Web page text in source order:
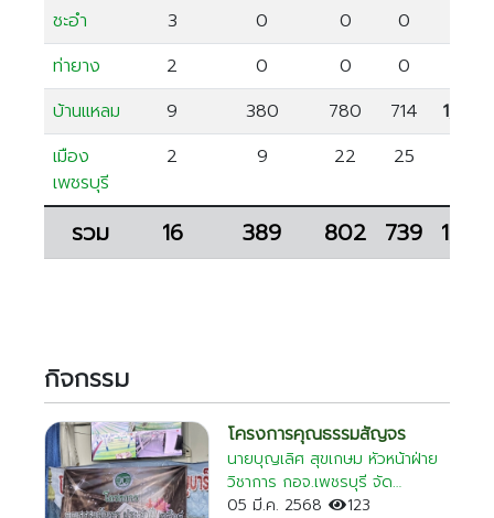
ภูเก็ต
ยะลา
ระนอง
สตูล
สระบุรี
สุราษฎร์ธานี
เชียงใหม่
พระนครศรีอยุธยา
ชะอำ
3 0 0 0
ท่ายาง
2 0 0 0
บ้านแหลม
9 380 780 714
1,494
เมือง
เพชรบุรี
2 9 22 25
รวม 16 389 802 739 1,541
กิจกรรม
โครงการคุณธรรมสัญจร
นายบุญเลิศ สุขเกษม หัวหน้าฝ่าย
วิชาการ กอจ.เพชรบุรี จัด
โครงการคุณธรรมสัญจร ประจำปี
05 มี.ค. 2568 123